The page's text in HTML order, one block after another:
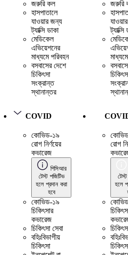
জরুরি কল
হাসপাতালে
যাওয়ার জন্য
ট্যাক্সি ডাকা
মেডিকেল
এভিয়েশনের
মাধ্যমে পরিবহন
বসবাসের দেশে
চিকিৎসা
সংক্রান্ত
স্থানান্তর
COVID
কোভিড-১৯
রোগ নির্ণয়ের
কভারেজ
পিসিআর
টেস্ট পজিটিভ
হলে প্রদান করা
হবে
কোভিড-১৯
চিকিৎসার
কভারেজ
চিকিৎসা সেবা
বহিঃবিভাগীয়
চিকিৎসা
জরুরি
ট্যাক্সি
রোগ
হলে